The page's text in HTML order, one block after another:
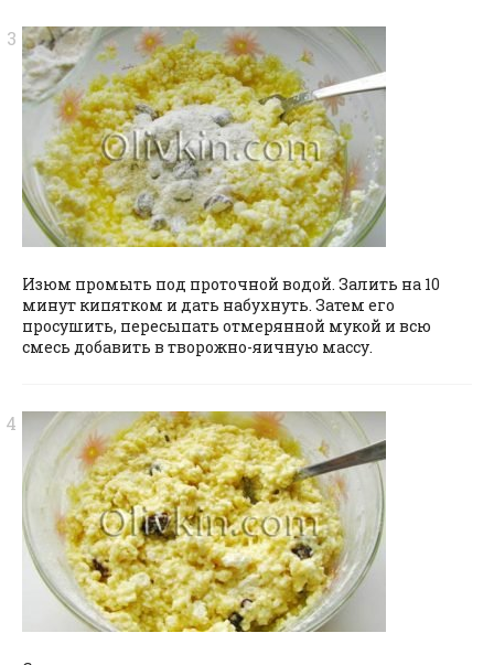
Изюм промыть под проточной водой. Залить на 10
минут кипятком и дать набухнуть. Затем его
просушить, пересыпать отмерянной мукой и всю
смесь добавить в творожно-яичную массу.